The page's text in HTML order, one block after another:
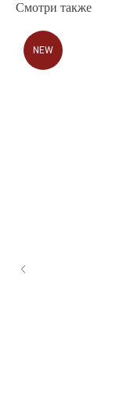
Смотри также
NEW